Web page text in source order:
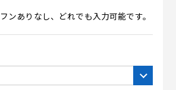
ンありなし、どれでも入力可能です。